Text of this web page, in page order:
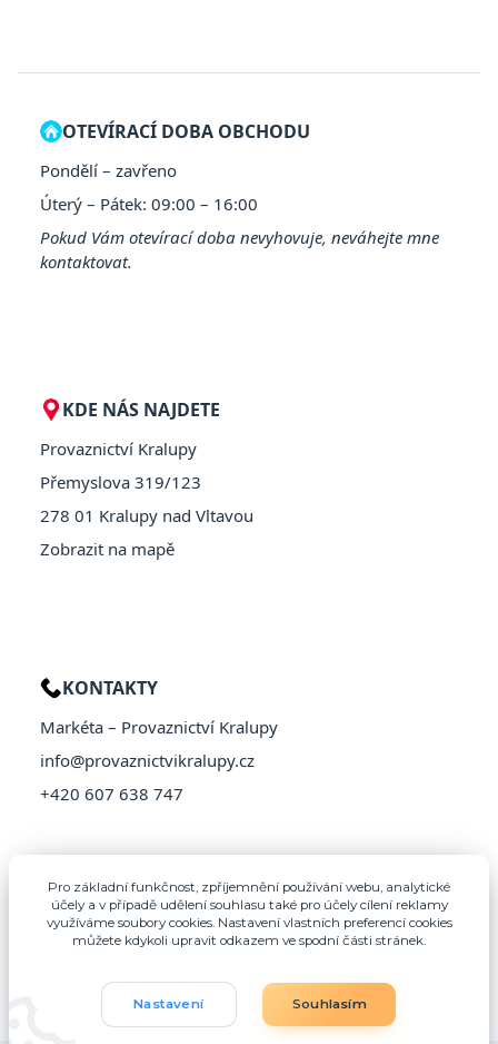
OTEVÍRACÍ DOBA OBCHODU
Pondělí – zavřeno
Úterý – Pátek: 09:00 – 16:00
Pokud Vám otevírací doba nevyhovuje, neváhejte mne
kontaktovat.
KDE NÁS NAJDETE
Provaznictví Kralupy
Přemyslova 319/123
278 01 Kralupy nad Vltavou
Zobrazit na mapě
KONTAKTY
Markéta – Provaznictví Kralupy
info@provaznictvikralupy.cz
+420 607 638 747
© 2026 Provaznictví Kralupy – Všechna práva vyhrazena
Pro základní funkčnost, zpříjemnění používání webu, analytické
účely a v případě udělení souhlasu také pro účely cílení reklamy
využíváme soubory cookies. Nastavení vlastních preferencí cookies
můžete kdykoli upravit odkazem ve spodní části stránek.
Nastavení Souhlasím